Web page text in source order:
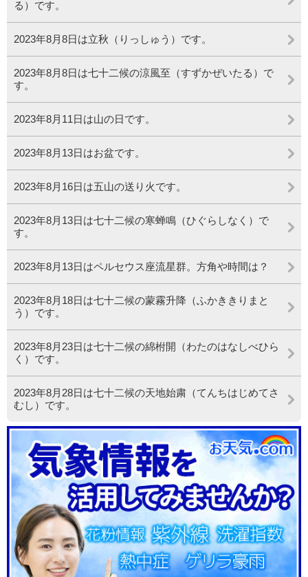
る）です。
2023年8月8日は立秋（りっしゅう）です。
2023年8月8日は七十二候の涼風至（すずかぜいたる）で
す。
2023年8月11日は山の日です。
2023年8月13日はお盆です。
2023年8月16日は五山の送り火です。
2023年8月13日は七十二候の寒蝉鳴（ひぐらしなく）で
す。
2023年8月13日はペルセウス座流星群。方角や時間は？
2023年8月18日は七十二候の蒙霧升降（ふかききりまと
う）です。
2023年8月23日は七十二候の綿柎開（わたのはなしべひら
く）です。
2023年8月28日は七十二候の天地始粛（てんちはじめてさ
むし）です。